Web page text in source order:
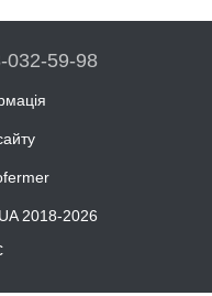
032-59-98
2018-2026